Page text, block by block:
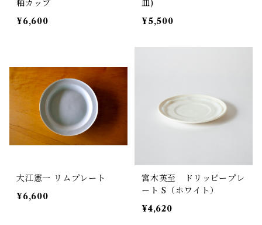
釉カップ
¥6,600
皿)
¥5,500
大江憲一 リムプレート
¥6,600
宮木英至 ドリッピープレ
ート S（ホワイト）
¥4,620